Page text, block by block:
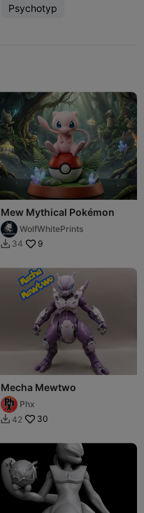
Psychotyp
Mew Mythical Pokémon
WolfWhitePrints
 34 9
Mecha Mewtwo
Phx
 42 30